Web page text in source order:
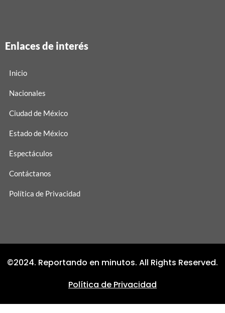
Enlaces de interés
Inicio
Nacionales
Ciudad de México
Estado de México
Espectáculos
Contáctanos
Política de Privacidad
©2024. Reportando en minutos. All Rights Reserved.
Política de Privacidad